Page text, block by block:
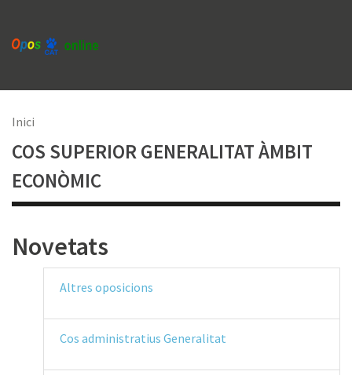
contingut
Fil
d'Ariadna
Inici
COS SUPERIOR GENERALITAT ÀMBIT
ECONÒMIC
Novetats
Altres oposicions
Cos administratius Generalitat